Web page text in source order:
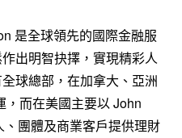
是全球領先的國際金融服
出明智抉擇，實現精彩人
球總部，在加拿大、亞洲
，而在美國主要以John
團體及商業客戶提供理財